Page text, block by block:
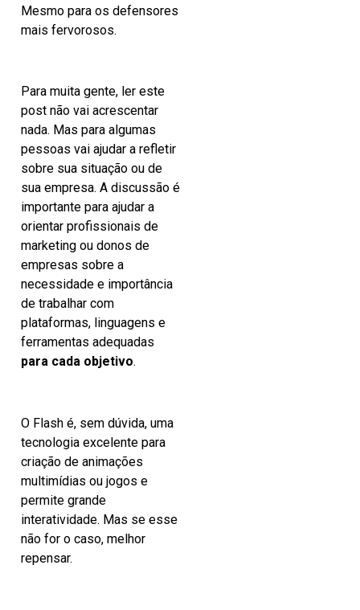
Mesmo para os defensores
mais fervorosos.
Para muita gente, ler este
post não vai acrescentar
nada. Mas para algumas
pessoas vai ajudar a refletir
sobre sua situação ou de
sua empresa. A discussão é
importante para ajudar a
orientar profissionais de
marketing ou donos de
empresas sobre a
necessidade e importância
de trabalhar com
plataformas, linguagens e
ferramentas adequadas
para cada objetivo.
O Flash é, sem dúvida, uma
tecnologia excelente para
criação de animações
multimídias ou jogos e
permite grande
interatividade. Mas se esse
não for o caso, melhor
repensar.